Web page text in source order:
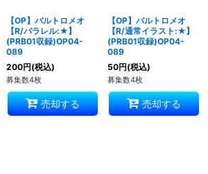
【OP】バルトロメオ
【R/パラレル:★】
(PRB01収録)OP04-
089
200円(税込)
募集数4枚
売却する
【OP】バルトロメオ
【R/通常イラスト:★】
(PRB01収録)OP04-
089
50円(税込)
募集数4枚
売却する